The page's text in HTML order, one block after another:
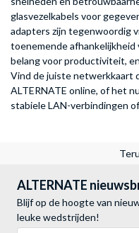
glasvezelkabels voor
adapters zijn tegenwoordig
toenemende
belang voor productiviteit,
Vind de juiste netwerkkaart
ALTERNATE online, of het
stabiele LAN-verbindingen
ALTERNATE
Blijf op de hoogte van
leuke wedstrijden!